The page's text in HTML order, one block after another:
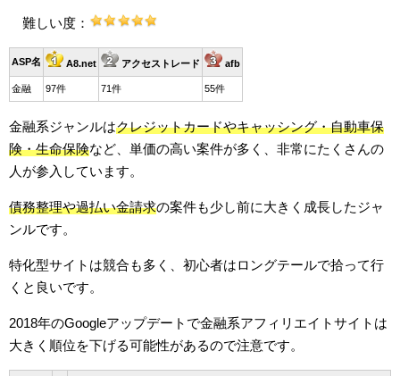
難しい度：
ASP名 A8.net アクセストレード afb
金融 97件 71件 55件
金融系ジャンルはクレジットカードやキャッシング・自動車保
険・生命保険など、単価の高い案件が多く、非常にたくさんの
人が参入しています。
債務整理や過払い金請求の案件も少し前に大きく成長したジャ
ンルです。
特化型サイトは競合も多く、初心者はロングテールで拾って行
くと良いです。
2018年のGoogleアップデートで金融系アフィリエイトサイトは
大きく順位を下げる可能性があるので注意です。